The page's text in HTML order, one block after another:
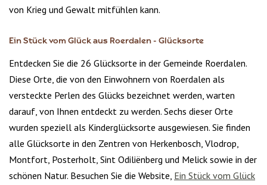
von Krieg und Gewalt mitfühlen kann.
Ein Stück vom Glück aus Roerdalen - Glücksorte
Entdecken Sie die 26 Glücksorte in der Gemeinde Roerdalen.
Diese Orte, die von den Einwohnern von Roerdalen als
versteckte Perlen des Glücks bezeichnet werden, warten
darauf, von Ihnen entdeckt zu werden. Sechs dieser Orte
wurden speziell als Kinderglücksorte ausgewiesen. Sie finden
alle Glücksorte in den Zentren von Herkenbosch, Vlodrop,
Montfort, Posterholt, Sint Odiliënberg und Melick sowie in der
schönen Natur. Besuchen Sie die Website, Ein Stück vom Glück